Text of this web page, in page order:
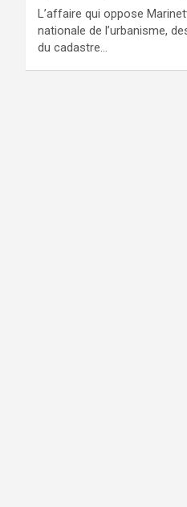
L’affaire qui oppose
nationale de l’urbanisme,
du cadastre…